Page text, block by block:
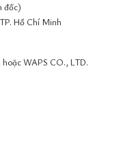
đốc)
Hồ Chí Minh
WAPS CO., LTD.